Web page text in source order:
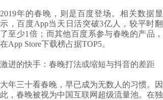
2019年的春晚，则是百度登场。相关数据显
示，百度App当天日活突破3亿人，较平时翻
了至少1倍；而其他百度系参与春晚的产品，
在App Store下载榜占据TOP5。
激进的快手：春晚打法或缩短与抖音的差距
大年三十看春晚，早已成为无数人的习惯。因
此，春晚被视为中国互联网超级流量池。在独